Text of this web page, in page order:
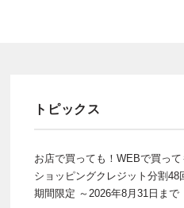
トピックス
お店で買っても！WEBで買っ
ショッピングクレジット分割48
期間限定 ～2026年8月31日まで